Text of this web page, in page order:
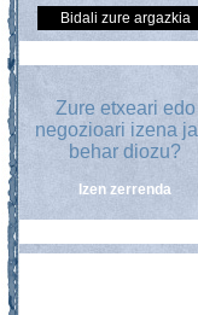
Bidali zure argazkia
Zure etxeari edo
negozioari izena
behar diozu?
Izen zerrenda